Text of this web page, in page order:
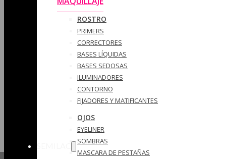
ROSTRO
PRIMERS
CORRECTORES
BASES LÍQUIDAS
BASES SEDOSAS
ILUMINADORES
CONTORNO
FIJADORES Y MATIFICANTES
OJOS
EYELINER
SOMBRAS
MASCARA DE PESTAÑAS